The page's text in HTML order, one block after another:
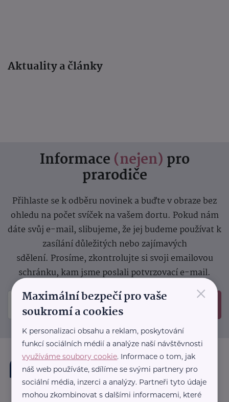
Aktuality a články
Informace (nejen) pro
prarodiče
Přihlaste se k odběru novinek a buďte v obraze bez
ohledu na počet svíček na vašem dortu. Pokud nám
dáte svůj e-mail, slibujeme, že jej budeme používat k
zasílání důležitých nebo zajímavých
sdělení. Prosíme, zkontrolujte si svoji emailovou
schránku, kam jsme poslali potvrzovací e-mail.
×
Maximální bezpečí pro vaše
soukromí a cookies
K personalizaci obsahu a reklam, poskytování
funkcí sociálních médií a analýze naší návštěvnosti
využíváme soubory cookie. Informace o tom, jak
náš web používáte, sdílíme se svými partnery pro
sociální média, inzerci a analýzy. Partneři tyto údaje
mohou zkombinovat s dalšími informacemi, které